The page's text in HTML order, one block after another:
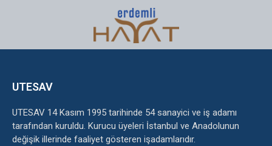
UTESAV
UTESAV 14 Kasım 1995 tarihinde 54 sanayici ve iş adamı
tarafından kuruldu. Kurucu üyeleri İstanbul ve Anadolunun
değişik illerinde faaliyet gösteren işadamlarıdır.